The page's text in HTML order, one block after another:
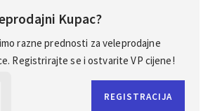
Kupac?
razne prednosti za veleprodajne
Registrirajte se i ostvarite VP cijene!
REGISTRACIJA